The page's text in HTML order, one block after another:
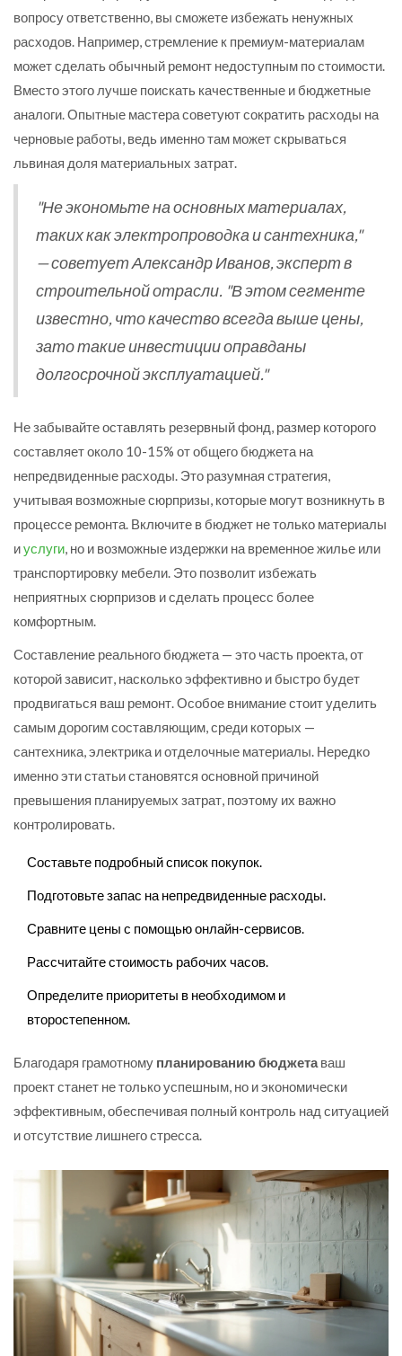
вопросу ответственно, вы сможете избежать ненужных
расходов. Например, стремление к премиум-материалам
может сделать обычный ремонт недоступным по стоимости.
Вместо этого лучше поискать качественные и бюджетные
аналоги. Опытные мастера советуют сократить расходы на
черновые работы, ведь именно там может скрываться
львиная доля материальных затрат.
"Не экономьте на основных материалах,
таких как электропроводка и сантехника,"
— советует Александр Иванов, эксперт в
строительной отрасли. "В этом сегменте
известно, что качество всегда выше цены,
зато такие инвестиции оправданы
долгосрочной эксплуатацией."
Не забывайте оставлять резервный фонд, размер которого
составляет около 10-15% от общего бюджета на
непредвиденные расходы. Это разумная стратегия,
учитывая возможные сюрпризы, которые могут возникнуть в
процессе ремонта. Включите в бюджет не только материалы
иуслуги, но и возможные издержки на временное жилье или
транспортировку мебели. Это позволит избежать
неприятных сюрпризов и сделать процесс более
комфортным.
Составление реального бюджета — это часть проекта, от
которой зависит, насколько эффективно и быстро будет
продвигаться ваш ремонт. Особое внимание стоит уделить
самым дорогим составляющим, среди которых —
сантехника, электрика и отделочные материалы. Нередко
именно эти статьи становятся основной причиной
превышения планируемых затрат, поэтому их важно
контролировать.
Составьте подробный список покупок.
Подготовьте запас на непредвиденные расходы.
Сравните цены с помощью онлайн-сервисов.
Рассчитайте стоимость рабочих часов.
Определите приоритеты в необходимом и
второстепенном.
Благодаря грамотному планированию бюджетаваш
проект станет не только успешным, но и экономически
эффективным, обеспечивая полный контроль над ситуацией
и отсутствие лишнего стресса.